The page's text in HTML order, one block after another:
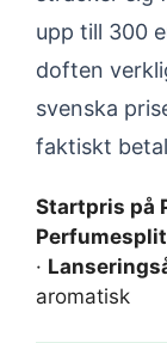
upp till 300
doften
svenska
faktiskt
Startpris på
·
aromatisk